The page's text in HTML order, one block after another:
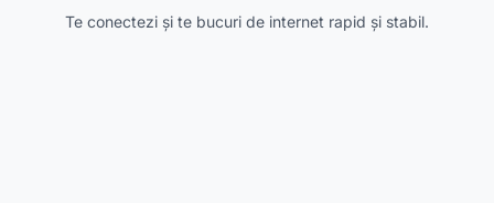
Te conectezi și te bucuri de internet rapid și stabil.